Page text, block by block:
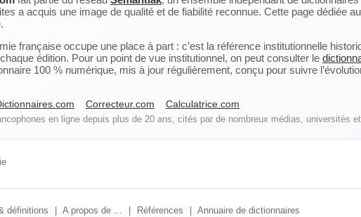
a acquis une image de qualité et de fiabilité reconnue. Cette page dédiée
française occupe une place à part : c’est la référence institutionnelle
édition. Pour un point de vue institutionnel, on peut consulter le
100 % numérique, mis à jour régulièrement, conçu pour suivre
Correcteur.com Calculatrice.com
en ligne depuis plus de 20 ans, cités par de nombreux médias, universités
définitions A propos de ... Références Annuaire de dictionnaires